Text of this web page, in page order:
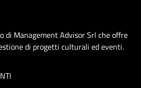
di Management Advisor Srl che offre
di progetti culturali ed eventi.